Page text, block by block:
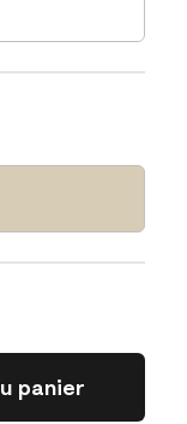
panier